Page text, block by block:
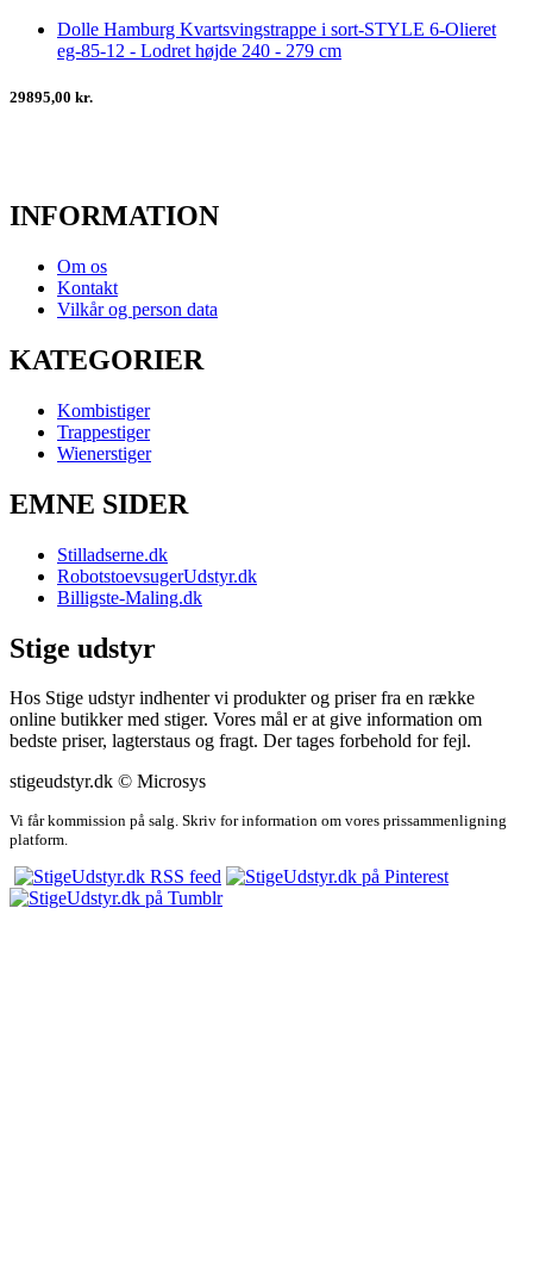
Dolle Hamburg Kvartsvingstrappe i sort-STYLE 6-Olieret
eg-85-12 - Lodret højde 240 - 279 cm
29895,00 kr.
INFORMATION
Om os
Kontakt
Vilkår og person data
KATEGORIER
Kombistiger
Trappestiger
Wienerstiger
EMNE SIDER
Stilladserne.dk
RobotstoevsugerUdstyr.dk
Billigste-Maling.dk
Stige udstyr
Hos Stige udstyr indhenter vi produkter og priser fra en række
online butikker med stiger. Vores mål er at give information om
bedste priser, lagterstaus og fragt. Der tages forbehold for fejl.
stigeudstyr.dk © Microsys
Vi får kommission på salg. Skriv for information om vores prissammenligning
platform.